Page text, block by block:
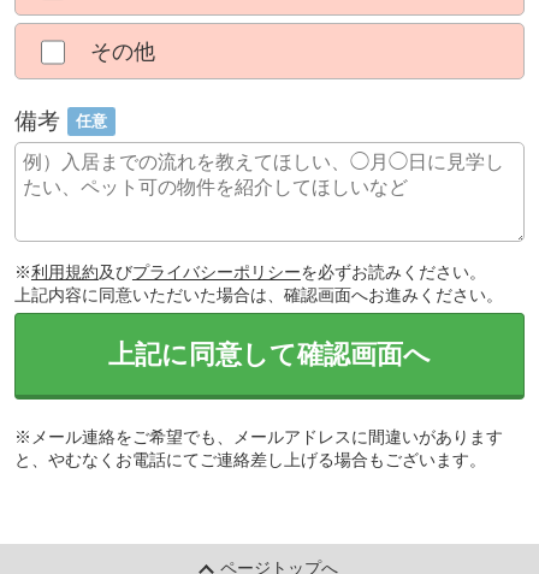
その他
備考 任意
※利用規約及びプライバシーポリシーを必ずお読みください。
上記内容に同意いただいた場合は、確認画面へお進みください。
上記に同意して確認画面へ
※メール連絡をご希望でも、メールアドレスに間違いがあります
と、やむなくお電話にてご連絡差し上げる場合もございます。
ページトップへ